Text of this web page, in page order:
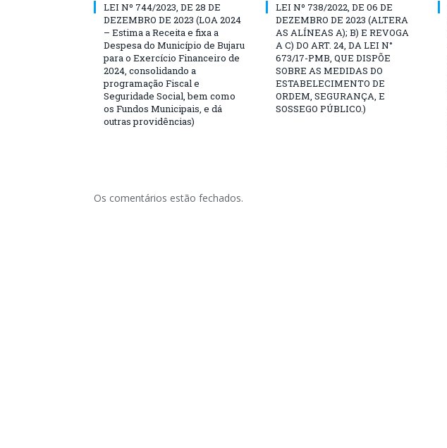
LEI Nº 744/2023, DE 28 DE
DEZEMBRO DE 2023 (LOA 2024
– Estima a Receita e fixa a
Despesa do Município de Bujaru
para o Exercício Financeiro de
2024, consolidando a
programação Fiscal e
Seguridade Social, bem como
os Fundos Municipais, e dá
outras providências)
LEI Nº 738/2022, DE 06 DE
DEZEMBRO DE 2023 (ALTERA
AS ALÍNEAS A); B) E REVOGA
A C) DO ART. 24, DA LEI N°
673/17-PMB, QUE DISPÕE
SOBRE AS MEDIDAS DO
ESTABELECIMENTO DE
ORDEM, SEGURANÇA, E
SOSSEGO PÚBLICO.)
Os comentários estão fechados.